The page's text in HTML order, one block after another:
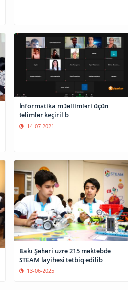
İnformatika müəllimləri üçün
təlimlər keçirilib
14-07-2021
Bakı Şəhəri üzrə 215 məktəbdə
STEAM layihəsi tətbiq edilib
13-06-2025